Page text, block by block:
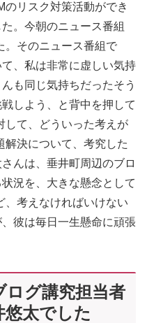
リスク対策活動ができ
。今朝のニュース番組
。そのニュース番組で
、私は非常に虚しい気持
も同じ気持ちだったそう
しよう、と背中を押して
して、どういった考えが
解決について、考究した
んは、垂井町周辺のブロ
況を、大きな懸念として
、考えなければいけない
彼は毎日一生懸命に頑張
ログ講究担当者
悠太でした